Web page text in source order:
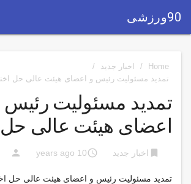
90ورزشی
Home
/ اخبار جدید
/
تمدید مسئولیت رئیس و اعضای هیئت عالی حل
تمدید مسئولیت رئیس
اعضای هیئت عالی حل
bookmark اخبار جدید access_time
10 years ago
person
تمدید مسئولیت رئیس و اعضای هیئت عالی حل